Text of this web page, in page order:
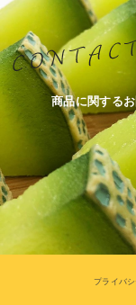
商品に関する
プライバ